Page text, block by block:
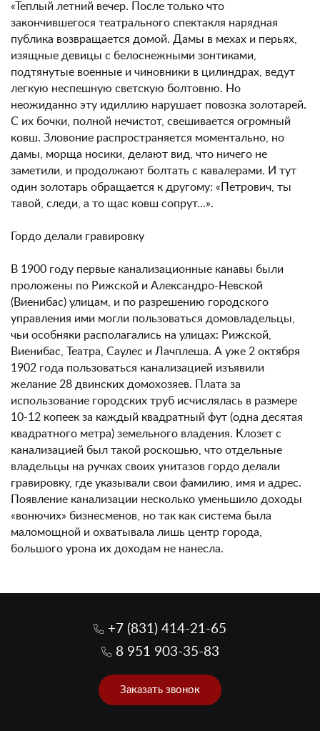
«Теплый летний вечер. После только что
закончившегося театрального спектакля нарядная
публика возвращается домой. Дамы в мехах и перьях,
изящные девицы с белоснежными зонтиками,
подтянутые военные и чиновники в цилиндрах, ведут
легкую неспешную светскую болтовню. Но
неожиданно эту идиллию нарушает повозка золотарей.
С их бочки, полной нечистот, свешивается огромный
ковш. Зловоние распространяется моментально, но
дамы, морща носики, делают вид, что ничего не
заметили, и продолжают болтать с кавалерами. И тут
один золотарь обращается к другому: «Петрович, ты
тавой, следи, а то щас ковш сопрут...».
Гордо делали гравировку
В 1900 году первые канализационные канавы были
проложены по Рижской и Александро-Невской
(Виенибас) улицам, и по разрешению городского
управления ими могли пользоваться домовладельцы,
чьи особняки располагались на улицах: Рижской,
Виенибас, Театра, Саулес и Лачплеша. А уже 2 октября
1902 года пользоваться канализацией изъявили
желание 28 двинских домохозяев. Плата за
использование городских труб исчислялась в размере
10-12 копеек за каждый квадратный фут (одна десятая
квадратного метра) земельного владения. Клозет с
канализацией был такой роскошью, что отдельные
владельцы на ручках своих унитазов гордо делали
гравировку, где указывали свои фамилию, имя и адрес.
Появление канализации несколько уменьшило доходы
«вонючих» бизнесменов, но так как система была
маломощной и охватывала лишь центр города,
большого урона их доходам не нанесла.
+7 (831) 414-21-65
8 951 903-35-83
Заказать звонок